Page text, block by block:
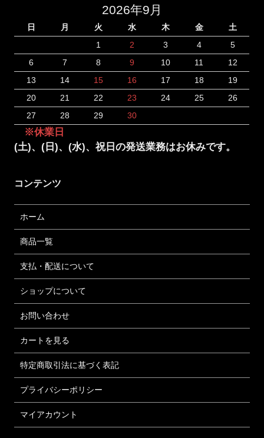
2026年9月
日 月 火 水 木 金
土
1
2 3 4
5
6
7 8 9 10 11
12
13
14 15 16 17 18
19
20
21 22 23 24 25
26
27
28 29 30
※休業日
(土)、(日)、(水)、祝日の発送業務はお休みです。
コンテンツ
ホーム
商品一覧
支払・配送について
ショップについて
お問い合わせ
カートを見る
特定商取引法に基づく表記
プライバシーポリシー
マイアカウント